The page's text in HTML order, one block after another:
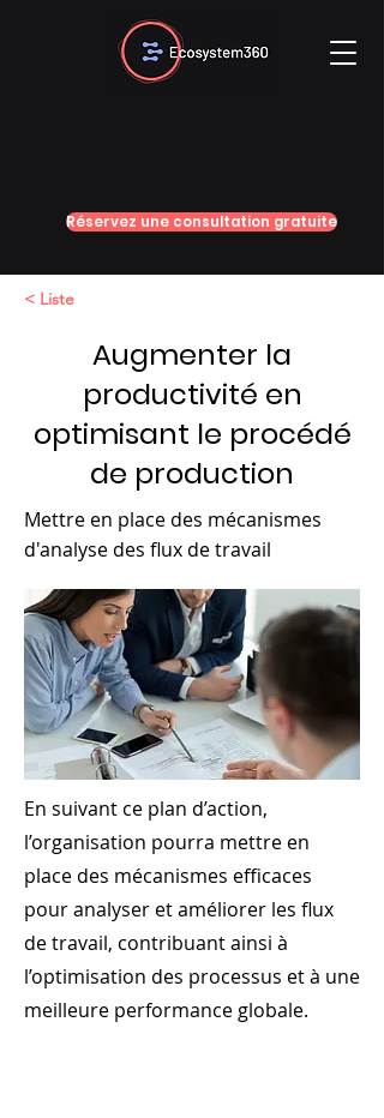
Réservez une consultation gratuite
< Liste
Augmenter la
productivité en
optimisant le procédé
de production
Mettre en place des mécanismes
d'analyse des flux de travail
En suivant ce plan d’action,
l’organisation pourra mettre en
place des mécanismes efficaces
pour analyser et améliorer les flux
de travail, contribuant ainsi à
l’optimisation des processus et à une
meilleure performance globale.